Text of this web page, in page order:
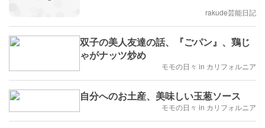
rakude芸能日記
双子の美人友達の話、『ごパン』、鶏じ
ゃがナッツ炒め
モモの日々 in カリフォルニア
自分へのお土産、美味しい玉葱ソース
モモの日々 in カリフォルニア